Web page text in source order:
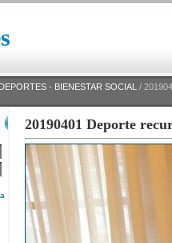
DEPORTES - BIENESTAR SOCIAL /
20190401 Deporte